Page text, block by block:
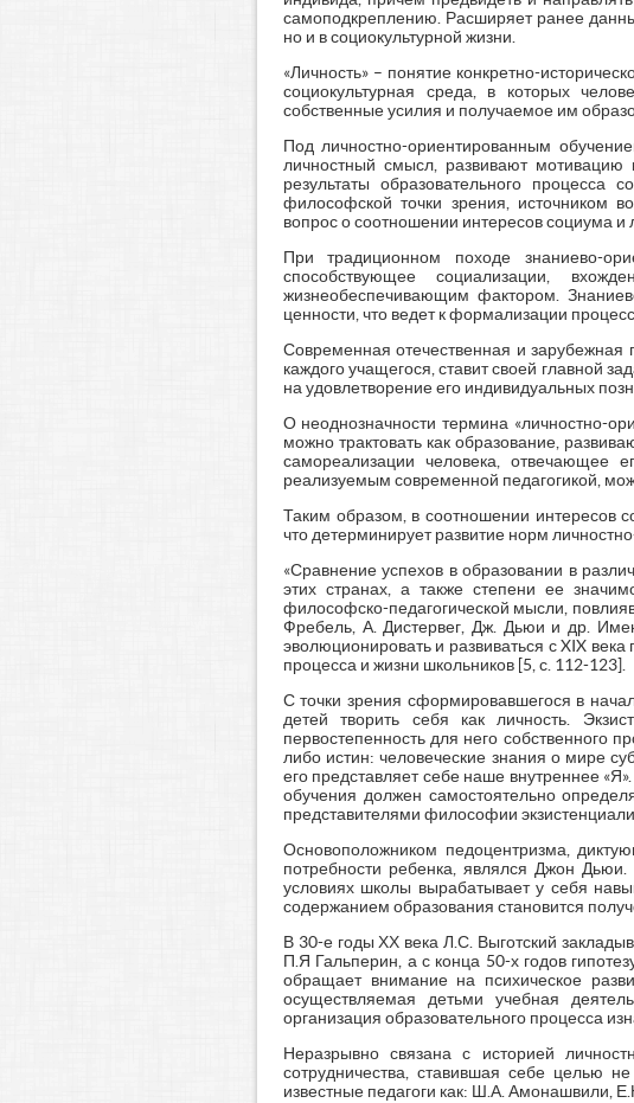
самоподкреплению. Расширяет ранее
но и в социокультурной жизни.
«Личность» – понятие конкретно-
социокультурная среда, в которых
собственные усилия и получаемое им
Под личностно-ориентированным
личностный смысл, развивают
результаты образовательного процесса
философской точки зрения, источником
вопрос о соотношении интересов социума и
При традиционном походе знаниево-
способствующее социализации,
жизнеобеспечивающим фактором.
ценности, что ведет к формализации
Современная отечественная и зарубежная
каждого учащегося, ставит своей главной
на удовлетворение его индивидуальных
О неоднозначности термина «личностно-
можно трактовать как образование,
самореализации человека, отвечающее
реализуемым современной педагогикой,
Таким образом, в соотношении интересов
что детерминирует развитие норм
«Сравнение успехов в образовании в
этих странах, а также степени ее
философско-педагогической мысли,
Фребель, А. Дистервег, Дж. Дьюи и др.
эволюционировать и развиваться с XIX
процесса и жизни школьников [5, с. 112-123].
С точки зрения сформировавшегося в
детей творить себя как личность.
первостепенность для него собственного
либо истин: человеческие знания о мире
его представляет себе наше внутреннее
обучения должен самостоятельно
представителями философии
Основоположником педоцентризма,
потребности ребенка, являлся Джон
условиях школы вырабатывает у себя
содержанием образования становится
В 30-е годы ХХ века Л.С. Выготский
П.Я Гальперин, а с конца 50-х годов
обращает внимание на психическое
осуществляемая детьми учебная
организация образовательного процесса
Неразрывно связана с историей
сотрудничества, ставившая себе целью
известные педагоги как: Ш.А. Амонашвили,